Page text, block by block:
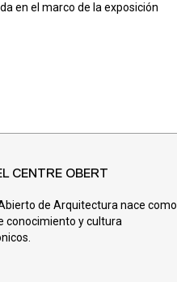
en el marco de la exposición
CENTRE OBERT
de Arquitectura nace como
conocimiento y cultura